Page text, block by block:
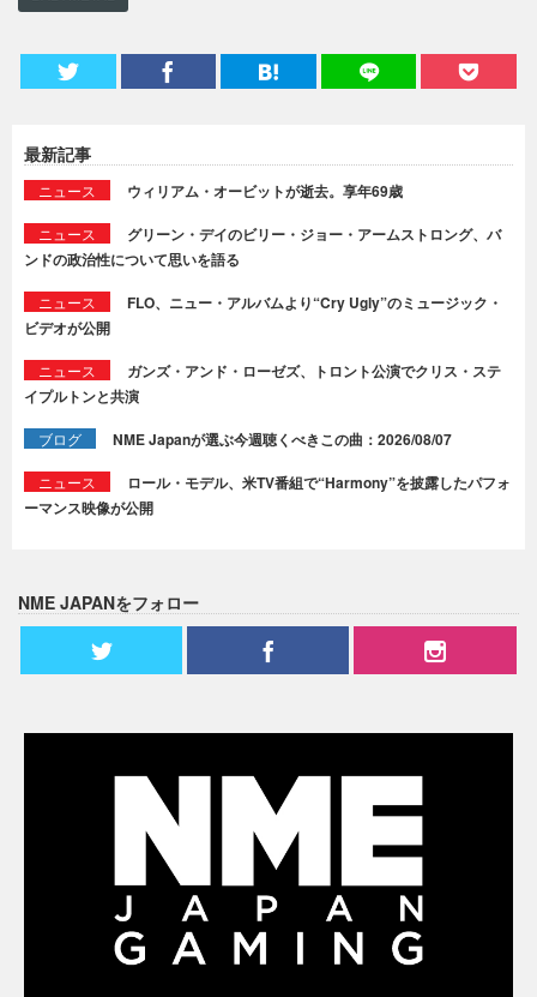
最新記事
ニュース ウィリアム・オービットが逝去。享年69歳
ニュース
グリーン・デイのビリー・ジョー・アームストロング、バ
ンドの政治性について思いを語る
ニュース
FLO、ニュー・アルバムより“Cry Ugly”のミュージック・
ビデオが公開
ニュース
ガンズ・アンド・ローゼズ、トロント公演でクリス・ステ
イプルトンと共演
ブログ NME Japanが選ぶ今週聴くべきこの曲：2026/08/07
ニュース
ロール・モデル、米TV番組で“Harmony”を披露したパフォ
ーマンス映像が公開
NME JAPANをフォロー